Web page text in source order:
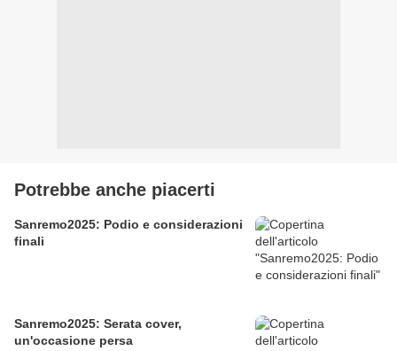
Potrebbe anche piacerti
Sanremo2025: Podio e considerazioni
finali
Sanremo2025: Serata cover,
un'occasione persa